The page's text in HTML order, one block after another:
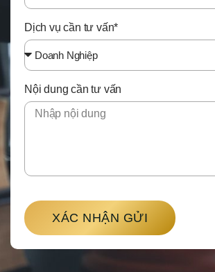
Dịch vụ cần tư vấn*
Nội dung cần tư vấn
XÁC NHẬN GỬI